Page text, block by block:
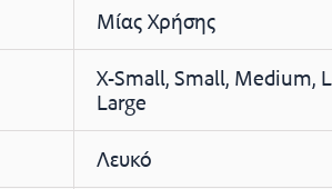
Μίας Χρήσης
X-Small, Small, Medium,
Large
Λευκό